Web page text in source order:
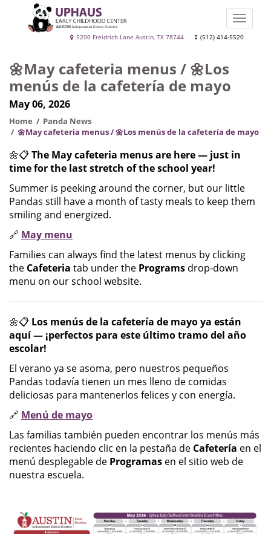
Uphaus
Childhood
Center
5200 Freidrich Lane Austin, TX 78744 (512) 414-5520
Toggle
🌼May cafeteria menus / 🌼Los
menús de la cafetería de mayo
May 06, 2026
Home
Panda News
🌼May cafeteria menus / 🌼Los menús de la cafetería de mayo
🌼📋The May cafeteria menus are here — just in
time for the last stretch of the school year!
Summer is peeking around the corner, but our little
Pandas still have a month of tasty meals to keep them
smiling and energized.
🔗 May menu
Families can always find the latest menus by clicking
the Cafeteria tab under the Programs drop‑down
menu on our school website.
🌼📋 Los menús de la cafetería de mayo ya están
aquí — ¡perfectos para este último tramo del año
escolar!
El verano ya se asoma, pero nuestros pequeños
Pandas todavía tienen un mes lleno de comidas
deliciosas para mantenerlos felices y con energía.
🔗 Menú de mayo
Las familias también pueden encontrar los menús más
recientes haciendo clic en la pestaña de Cafetería en el
menú desplegable de Programas en el sitio web de
nuestra escuela.